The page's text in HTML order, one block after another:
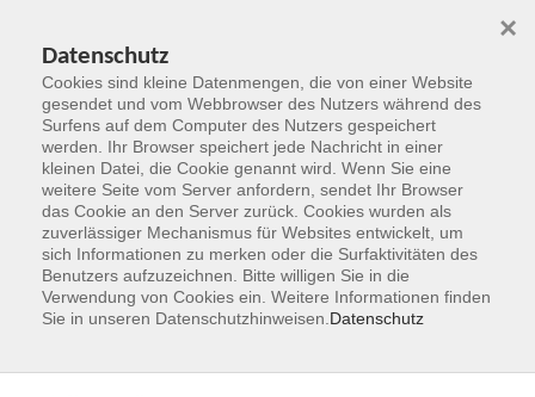
Zum Hauptinhalt springen
Der Kurs konnte nicht gefunden werden.
Datenschutz
Cookies sind kleine Datenmengen, die von einer Website
gesendet und vom Webbrowser des Nutzers während des
Surfens auf dem Computer des Nutzers gespeichert
werden. Ihr Browser speichert jede Nachricht in einer
kleinen Datei, die Cookie genannt wird. Wenn Sie eine
weitere Seite vom Server anfordern, sendet Ihr Browser
das Cookie an den Server zurück. Cookies wurden als
zuverlässiger Mechanismus für Websites entwickelt, um
sich Informationen zu merken oder die Surfaktivitäten des
Benutzers aufzuzeichnen. Bitte willigen Sie in die
Verwendung von Cookies ein. Weitere Informationen finden
Sie in unseren Datenschutzhinweisen. Datenschutz
×